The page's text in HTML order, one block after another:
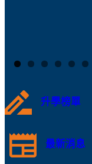
升學榜單
最新消息